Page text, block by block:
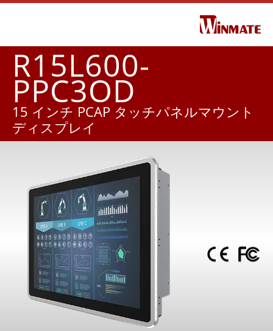
R15L600-
PPC3OD
15 インチ PCAP タッチパネルマウント
ディスプレイ